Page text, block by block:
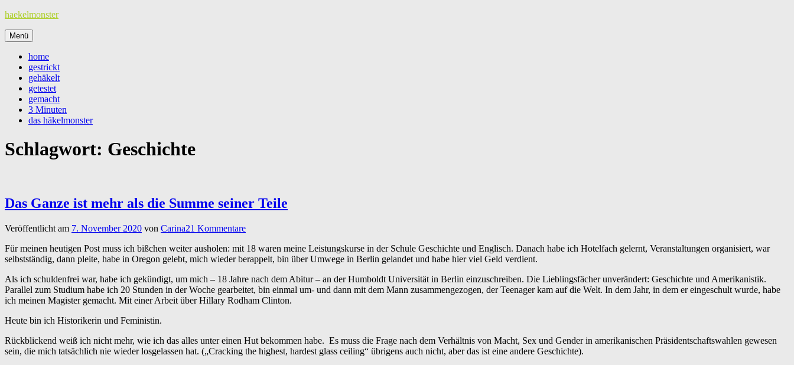
Zum
springen
haekelmonster
Menü
home
gestrickt
gehäkelt
getestet
gemacht
3 Minuten
das häkelmonster
Schlagwort: Geschichte
Das Ganze ist mehr als die Summe seiner Teile
Veröffentlicht am 7. November 2020 von Carina21 Kommentare
Für meinen heutigen Post muss ich bißchen weiter ausholen: mit 18 waren meine Leistungskurse in der Schule Geschichte und Englisch. Danach habe ich Hotelfach gelernt, Veranstaltungen organisiert, war
selbstständig, dann pleite, habe in Oregon gelebt, mich wieder berappelt, bin über Umwege in Berlin gelandet und habe hier viel Geld verdient.
Als ich schuldenfrei war, habe ich gekündigt, um mich – 18 Jahre nach dem Abitur – an der Humboldt Universität in Berlin einzuschreiben. Die Lieblingsfächer unverändert: Geschichte und Amerikanistik.
Parallel zum Studium habe ich 20 Stunden in der Woche gearbeitet, bin einmal um- und dann mit dem Mann zusammengezogen, der Teenager kam auf die Welt. In dem Jahr, in dem er eingeschult wurde, habe
ich meinen Magister gemacht. Mit einer Arbeit über Hillary Rodham Clinton.
Heute bin ich Historikerin und Feministin.
Rückblickend weiß ich nicht mehr, wie ich das alles unter einen Hut bekommen habe. Es muss die Frage nach dem Verhältnis von Macht, Sex und Gender in amerikanischen Präsidentschaftswahlen gewesen
sein, die mich tatsächlich nie wieder losgelassen hat. („Cracking the highest, hardest glass ceiling“ übrigens auch nicht, aber das ist eine andere Geschichte).